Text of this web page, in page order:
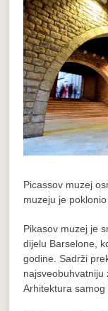
Picassov muzej
muzeju je
Pikasov muzej je
dijelu Barselone,
godine. Sadrži
najsveobuhvatniju
Arhitektura samog